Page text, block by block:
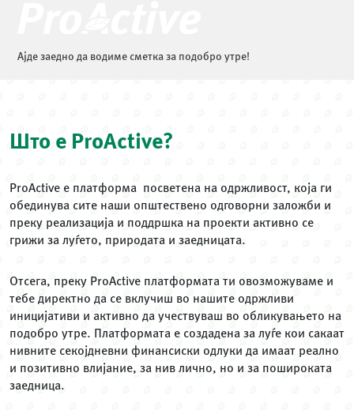
Ајде заедно да водиме сметка за подобро утре!
Што е ProActive?
ProActive е платформа посветена на одржливост, која ги
обединува сите наши општествено одговорни заложби и
преку реализација и поддршка на проекти активно се
грижи за луѓето, природата и заедницата.
Отсега, преку ProActive платформата ти овозможуваме и
тебе директно да се вклучиш во нашите одржливи
иницијативи и активно да учествуваш во обликувањето на
подобро утре. Платформата е создадена за луѓе кои сакаат
нивните секојдневни финансиски одлуки да имаат реално
и позитивно влијание, за нив лично, но и за пошироката
заедница.